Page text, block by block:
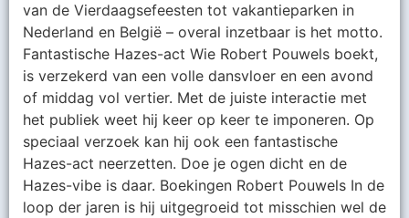
van de Vierdaagsefeesten tot vakantieparken in
Nederland en België – overal inzetbaar is het motto.
Fantastische Hazes-act Wie Robert Pouwels boekt,
is verzekerd van een volle dansvloer en een avond
of middag vol vertier. Met de juiste interactie met
het publiek weet hij keer op keer te imponeren. Op
speciaal verzoek kan hij ook een fantastische
Hazes-act neerzetten. Doe je ogen dicht en de
Hazes-vibe is daar. Boekingen Robert Pouwels In de
loop der jaren is hij uitgegroeid tot misschien wel de